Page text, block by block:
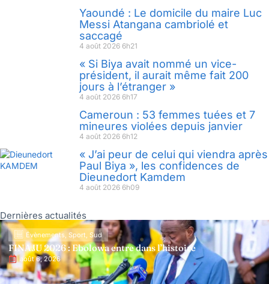
Yaoundé : Le domicile du maire Luc
Messi Atangana cambriolé et
saccagé
4 août 2026 6h21
« Si Biya avait nommé un vice-
président, il aurait même fait 200
jours à l’étranger »
4 août 2026 6h17
Cameroun : 53 femmes tuées et 7
mineures violées depuis janvier
4 août 2026 6h12
« J’ai peur de celui qui viendra après
Paul Biya », les confidences de
Dieunedort Kamdem
4 août 2026 6h09
Dernières actualités
Évènements, Sport, Sud
FINAJU 2026 : Ebolowa entre dans l’histoire
août 6, 2026